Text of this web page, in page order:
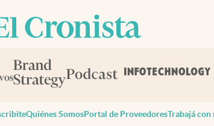
Quiénes SomosPortal de ProveedoresTrabajá con